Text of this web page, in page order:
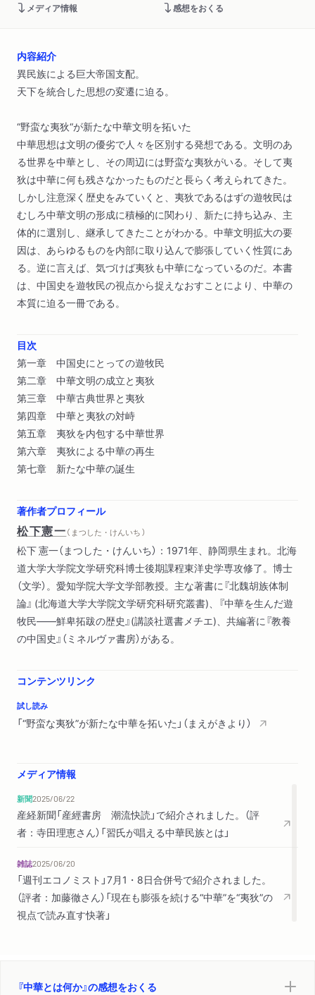
メディア情報 感想をおくる
内容紹介
異民族による巨大帝国支配。
天下を統合した思想の変遷に迫る。
“野蛮な夷狄“が新たな中華文明を拓いた
中華思想は文明の優劣で人々を区別する発想である。文明のあ
る世界を中華とし、その周辺には野蛮な夷狄がいる。そして夷
狄は中華に何も残さなかったものだと長らく考えられてきた。
しかし注意深く歴史をみていくと、夷狄であるはずの遊牧民は
むしろ中華文明の形成に積極的に関わり、新たに持ち込み、主
体的に選別し、継承してきたことがわかる。中華文明拡大の要
因は、あらゆるものを内部に取り込んで膨張していく性質にあ
る。逆に言えば、気づけば夷狄も中華になっているのだ。本書
は、中国史を遊牧民の視点から捉えなおすことにより、中華の
本質に迫る一冊である。
目次
第一章 中国史にとっての遊牧民
第二章 中華文明の成立と夷狄
第三章 中華古典世界と夷狄
第四章 中華と夷狄の対峙
第五章 夷狄を内包する中華世界
第六章 夷狄による中華の再生
第七章 新たな中華の誕生
著作者プロフィール
松下憲一（ まつした・けんいち ）
松下 憲一（まつした・けんいち）：1971年、静岡県生まれ。北海
道大学大学院文学研究科博士後期課程東洋史学専攻修了。博士
（文学）。愛知学院大学文学部教授。主な著書に『北魏胡族体制
論』 (北海道大学大学院文学研究科研究叢書)、『中華を生んだ遊
牧民――鮮卑拓跋の歴史』(講談社選書メチエ)、共編著に『教養
の中国史』（ミネルヴァ書房）がある。
コンテンツリンク
試し読み
「“野蛮な夷狄”が新たな中華を拓いた」（まえがきより）
メディア情報
新聞2025/06/22
産経新聞「産經書房 潮流快読」で紹介されました。（評
者：寺田理恵さん）「習氏が唱える中華民族とは」
雑誌2025/06/20
「週刊エコノミスト」7月1・8日合併号で紹介されました。
（評者：加藤徹さん）「現在も膨張を続ける“中華”を“夷狄”の
視点で読み直す快著」
『中華とは何か』の感想をおくる